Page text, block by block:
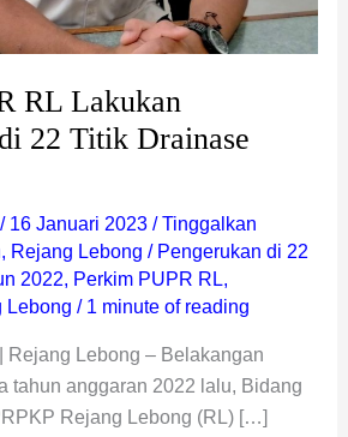
RL Lakukan
22 Titik Drainase
/ 16 Januari 2023 /Tinggalkan
, Rejang Lebong / Pengerukan di 22
2022, Perkim PUPR RL,
Lebong / 1 minute of reading
Rejang Lebong – Belakangan
tahun anggaran 2022 lalu, Bidang
Rejang Lebong (RL) […]